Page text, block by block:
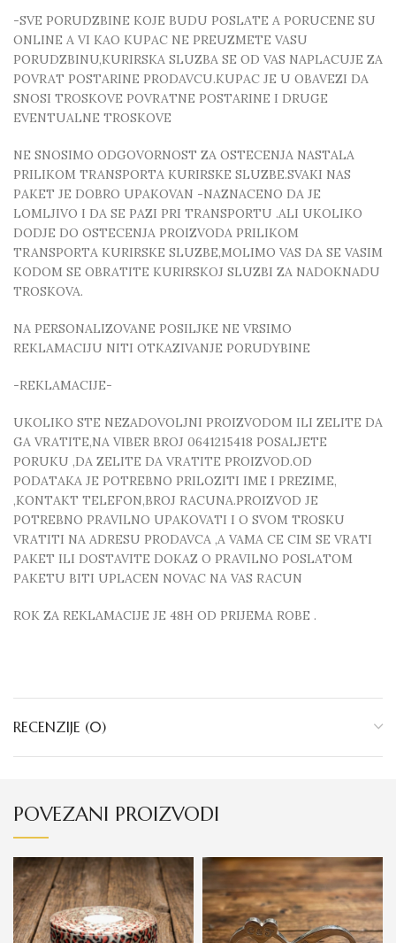
-SVE PORUDZBINE KOJE BUDU POSLATE A PORUCENE SU
ONLINE A VI KAO KUPAC NE PREUZMETE VASU
PORUDZBINU,KURIRSKA SLUZBA SE OD VAS NAPLACUJE ZA
POVRAT POSTARINE PRODAVCU.KUPAC JE U OBAVEZI DA
SNOSI TROSKOVE POVRATNE POSTARINE I DRUGE
EVENTUALNE TROSKOVE
NE SNOSIMO ODGOVORNOST ZA OSTECENJA NASTALA
PRILIKOM TRANSPORTA KURIRSKE SLUZBE.SVAKI NAS
PAKET JE DOBRO UPAKOVAN -NAZNACENO DA JE
LOMLJIVO I DA SE PAZI PRI TRANSPORTU .ALI UKOLIKO
DODJE DO OSTECENJA PROIZVODA PRILIKOM
TRANSPORTA KURIRSKE SLUZBE,MOLIMO VAS DA SE VASIM
KODOM SE OBRATITE KURIRSKOJ SLUZBI ZA NADOKNADU
TROSKOVA.
NA PERSONALIZOVANE POSILJKE NE VRSIMO
REKLAMACIJU NITI OTKAZIVANJE PORUDYBINE
-REKLAMACIJE-
UKOLIKO STE NEZADOVOLJNI PROIZVODOM ILI ZELITE DA
GA VRATITE,NA VIBER BROJ 0641215418 POSALJETE
PORUKU ,DA ZELITE DA VRATITE PROIZVOD.OD
PODATAKA JE POTREBNO PRILOZITI IME I PREZIME,
,KONTAKT TELEFON,BROJ RACUNA.PROIZVOD JE
POTREBNO PRAVILNO UPAKOVATI I O SVOM TROSKU
VRATITI NA ADRESU PRODAVCA ,A VAMA CE CIM SE VRATI
PAKET ILI DOSTAVITE DOKAZ O PRAVILNO POSLATOM
PAKETU BITI UPLACEN NOVAC NA VAS RACUN
ROK ZA REKLAMACIJE JE 48H OD PRIJEMA ROBE .
RECENZIJE (0)
POVEZANI PROIZVODI